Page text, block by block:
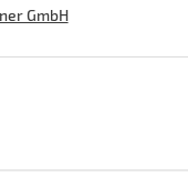
GmbH